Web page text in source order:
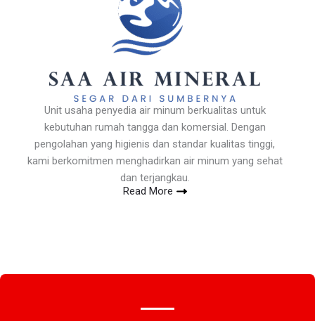
Unit usaha penyedia air minum berkualitas untuk
kebutuhan rumah tangga dan komersial. Dengan
pengolahan yang higienis dan standar kualitas tinggi,
kami berkomitmen menghadirkan air minum yang sehat
dan terjangkau.
Read More